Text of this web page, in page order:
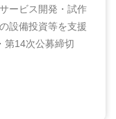
ービス開発・試作
設備投資等を支援
第14次公募締切